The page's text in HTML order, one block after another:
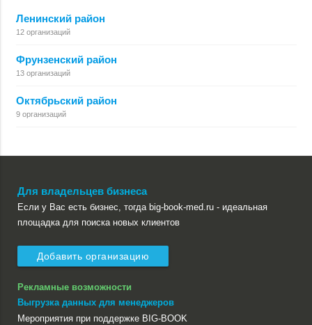
Ленинский район
12 организаций
Фрунзенский район
13 организаций
Октябрьский район
9 организаций
Для владельцев бизнеса
Если у Вас есть бизнес, тогда big-book-med.ru - идеальная
площадка для поиска новых клиентов
Добавить организацию
Рекламные возможности
Выгрузка данных для менеджеров
Мероприятия при поддержке BIG-BOOK